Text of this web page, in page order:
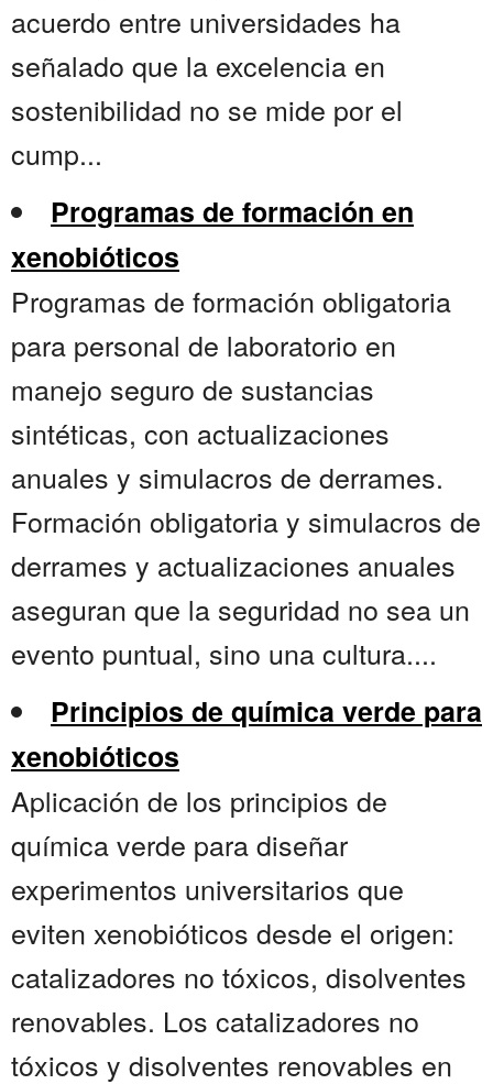
acuerdo entre universidades ha
señalado que la excelencia en
sostenibilidad no se mide por el
cump...
Programas de formación en
xenobióticos
Programas de formación obligatoria
para personal de laboratorio en
manejo seguro de sustancias
sintéticas, con actualizaciones
anuales y simulacros de derrames.
Formación obligatoria y simulacros de
derrames y actualizaciones anuales
aseguran que la seguridad no sea un
evento puntual, sino una cultura....
Principios de química verde para
xenobióticos
Aplicación de los principios de
química verde para diseñar
experimentos universitarios que
eviten xenobióticos desde el origen:
catalizadores no tóxicos, disolventes
renovables. Los catalizadores no
tóxicos y disolventes renovables en